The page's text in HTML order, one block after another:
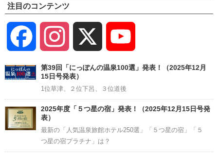
注目のコンテンツ
Facebook Instagram
Channel
第39回「にっぽんの温泉100選」発表！（2025年12月
15日号発表）
1位草津、２位下呂、３位道後
2025年度「５つ星の宿」発表！（2025年12月15日号発
表）
最新の「人気温泉旅館ホテル250選」「５つ星の宿」「５
つ星の宿プラチナ」は？